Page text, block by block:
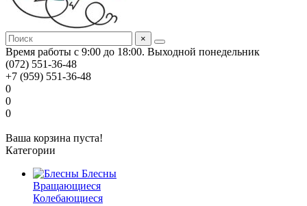
×
Время работы с 9:00 до 18:00. Выходной понедельник
(072) 551-36-48
+7 (959) 551-36-48
0
0
0
Ваша корзина пуста!
Категории
Блесны
Вращающиеся
Колебающиеся